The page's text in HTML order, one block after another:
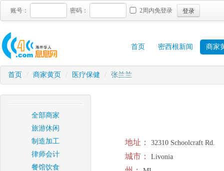
账号： 密码： 2周内免登录 登录
首页 密西根新闻 商家
首页 / 商家黄页 / 医疗保健 / 张兰兰
全部商家
旅游休闲
制造加工
律师会计
餐馆饮食
地址： 32310 Schoolcraft Rd.
城市： Livonia